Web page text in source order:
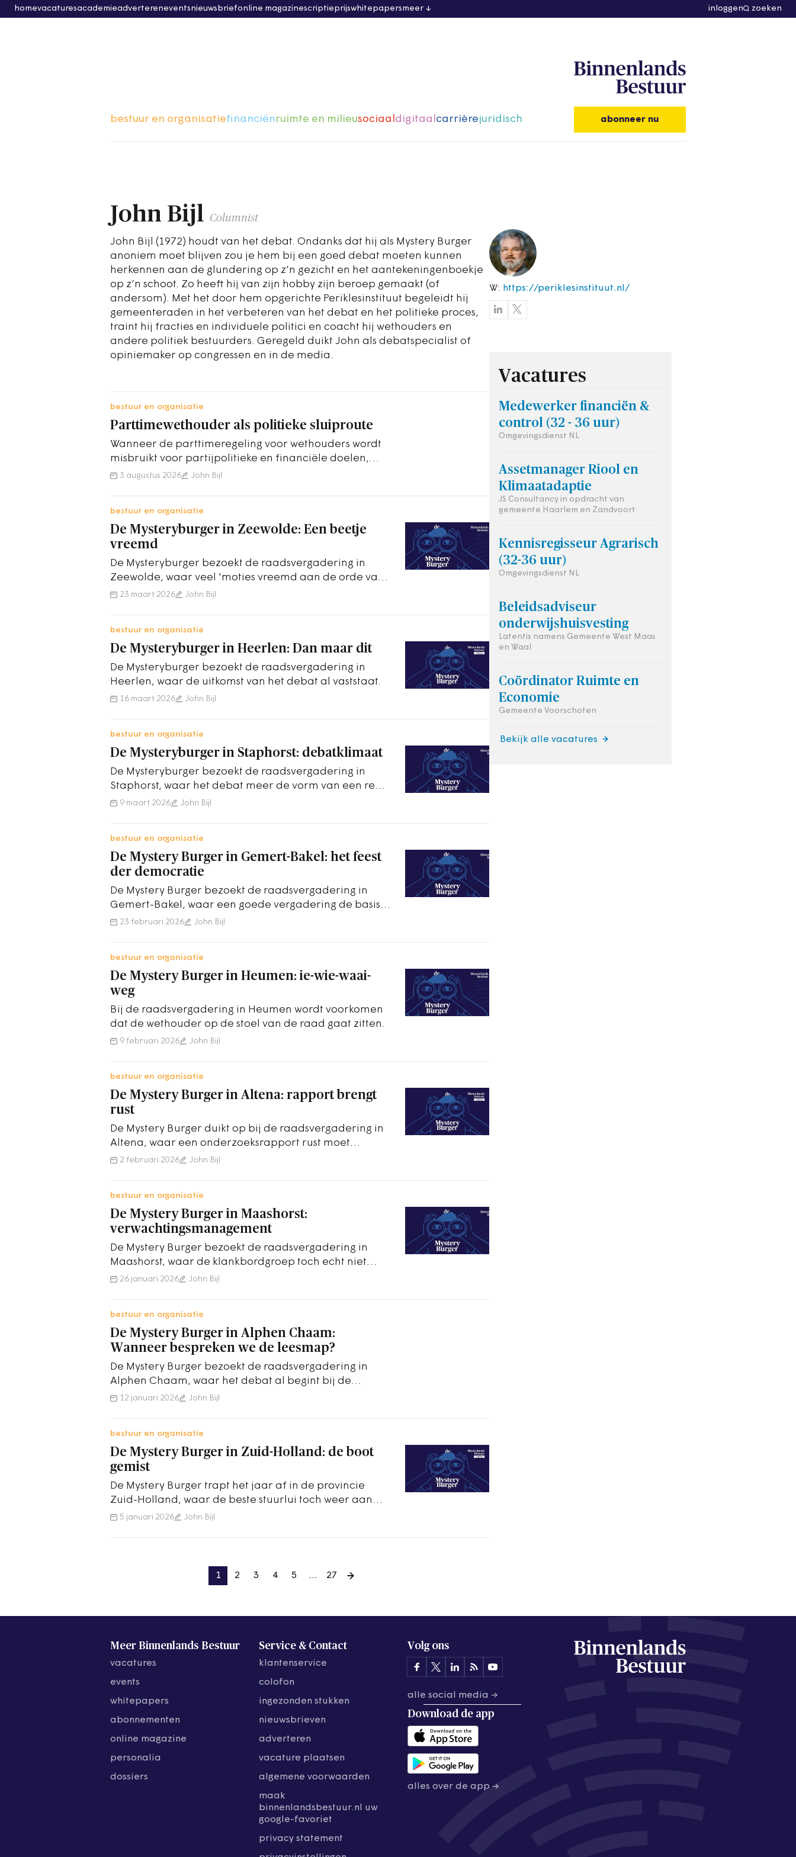
homevacaturesacademieadvertereneventsnieuwsbriefonline magazinescriptieprijswhitepapersmeer inloggen zoeken
bestuur en organisatiefinanciënruimte en milieusociaaldigitaalcarrièrejuridisch abonneer nu
John Bijl Columnist
John Bijl (1972) houdt van het debat. Ondanks dat hij als Mystery Burger
anoniem moet blijven zou je hem bij een goed debat moeten kunnen
herkennen aan de glundering op z’n gezicht en het aantekeningenboekje
op z’n schoot. Zo heeft hij van zijn hobby zijn beroep gemaakt (of
andersom). Met het door hem opgerichte Periklesinstituut begeleidt hij
gemeenteraden in het verbeteren van het debat en het politieke proces,
traint hij fracties en individuele politici en coacht hij wethouders en
andere politiek bestuurders. Geregeld duikt John als debatspecialist of
opiniemaker op congressen en in de media.
bestuur en organisatie
Parttimewethouder als politieke sluiproute
Wanneer de parttimeregeling voor wethouders wordt
misbruikt voor partijpolitieke en financiële doelen,
wordt het tijd deze aan te scherpen.
3 augustus 2026 John Bijl
bestuur en organisatie
De Mysteryburger in Zeewolde: Een beetje
vreemd
De Mysteryburger bezoekt de raadsvergadering in
Zeewolde, waar veel 'moties vreemd aan de orde van
de dag' op de agenda staan.
23 maart 2026 John Bijl
bestuur en organisatie
De Mysteryburger in Heerlen: Dan maar dit
De Mysteryburger bezoekt de raadsvergadering in
Heerlen, waar de uitkomst van het debat al vaststaat.
16 maart 2026 John Bijl
bestuur en organisatie
De Mysteryburger in Staphorst: debatklimaat
De Mysteryburger bezoekt de raadsvergadering in
Staphorst, waar het debat meer de vorm van een reeks
voorleesbeurten aanneemt.
9 maart 2026 John Bijl
bestuur en organisatie
De Mystery Burger in Gemert-Bakel: het feest
der democratie
De Mystery Burger bezoekt de raadsvergadering in
Gemert-Bakel, waar een goede vergadering de basis
van de democratie vormt.
23 februari 2026 John Bijl
bestuur en organisatie
De Mystery Burger in Heumen: ie-wie-waai-
weg
Bij de raadsvergadering in Heumen wordt voorkomen
dat de wethouder op de stoel van de raad gaat zitten.
9 februari 2026 John Bijl
bestuur en organisatie
De Mystery Burger in Altena: rapport brengt
rust
De Mystery Burger duikt op bij de raadsvergadering in
Altena, waar een onderzoeksrapport rust moet
brengen in een verhitte discussie.
2 februari 2026 John Bijl
bestuur en organisatie
De Mystery Burger in Maashorst:
verwachtingsmanagement
De Mystery Burger bezoekt de raadsvergadering in
Maashorst, waar de klankbordgroep toch echt niet
meer dan een klankbordgroep blijkt te zijn
26 januari 2026 John Bijl
bestuur en organisatie
De Mystery Burger in Alphen Chaam:
Wanneer bespreken we de leesmap?
De Mystery Burger bezoekt de raadsvergadering in
Alphen Chaam, waar het debat al begint bij de
ingezonden stukken.
12 januari 2026 John Bijl
bestuur en organisatie
De Mystery Burger in Zuid-Holland: de boot
gemist
De Mystery Burger trapt het jaar af in de provincie
Zuid-Holland, waar de beste stuurlui toch weer aan
wal blijken te staan.
5 januari 2026 John Bijl
W: https://periklesinstituut.nl/
Vacatures
Medewerker financiën &
control (32 - 36 uur)
Omgevingsdienst NL
Assetmanager Riool en
Klimaatadaptie
JS Consultancy in opdracht van
gemeente Haarlem en Zandvoort
Kennisregisseur Agrarisch
(32-36 uur)
Omgevingsdienst NL
Beleidsadviseur
onderwijshuisvesting
Latentis namens Gemeente West Maas
en Waal
Coördinator Ruimte en
Economie
Gemeente Voorschoten
Bekijk alle vacatures
1 2 3 4 5 … 27
Meer Binnenlands Bestuur
vacatures
events
whitepapers
abonnementen
online magazine
personalia
dossiers
Service & Contact
klantenservice
colofon
ingezonden stukken
nieuwsbrieven
adverteren
vacature plaatsen
algemene voorwaarden
maak
binnenlandsbestuur.nl uw
google-favoriet
privacy statement
Volg ons
alle social media →
Download de app
alles over de app →